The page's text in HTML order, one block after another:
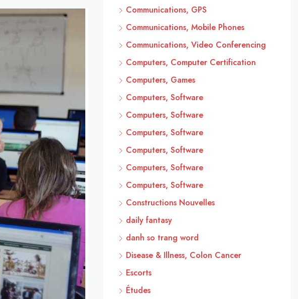
Communications, GPS
Communications, Mobile Phones
Communications, Video Conferencing
Computers, Computer Certification
Computers, Games
Computers, Software
Computers, Software
Computers, Software
Computers, Software
Computers, Software
Computers, Software
Constructions Nouvelles
daily fantasy
danh so trang word
Disease & Illness, Colon Cancer
Escorts
Études